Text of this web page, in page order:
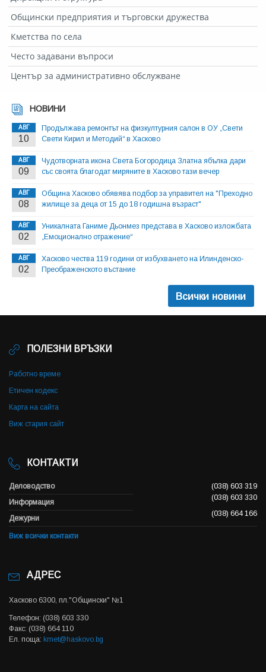
Общински предприятия и търговски дружества
Кметства по села
Често задавани въпроси
Център за административно обслужване
НОВИНИ
АВГ
10
Продължава ремонтът на физкултурния салон в ОУ „Свети
Свети Кирил и Методий“ в Хасково
АВГ
09
Чудотворната икона Света Богородица Златна ябълка дари
със своята благодат миряните в Хасково тази вечер
АВГ
08
Община Хасково обявява подбор за управител на "Преходно
жилище за деца от 15 до 18 годишна възраст"
АВГ
02
Уникалната Ганиме Дьонмез представа в Хасково изложбата
„Емоционално отражение“
АВГ
02
Хасково чества 119 години от избухването на Илинденско-
Преображенското въстание
Всички новини
ПОЛЕЗНИ ВРЪЗКИ
Работно време
Етичен кодекс
Карта на сайта
Виж стария сайт
КОНТАКТИ
Деловодство
(038) 603 319
Информация
(038) 603 330
Дежурни
(038) 664 166
Виж всички контакти
АДРЕС
Хасково 6300, пл."Общински" №1
Телефон: (038) 603 330
Факс: (038) 664 110
Ел. поща: kmet@haskovo.bg